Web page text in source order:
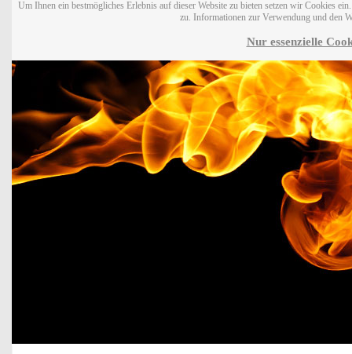
Um Ihnen ein bestmögliches Erlebnis auf dieser Website zu bieten setzen wir Cookies
zu. Informationen zur Verwendung und den
Nur essenzielle